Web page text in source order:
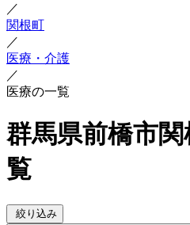
／
関根町
／
医療・介護
／
医療の一覧
群馬県前橋市
覧
絞り込み